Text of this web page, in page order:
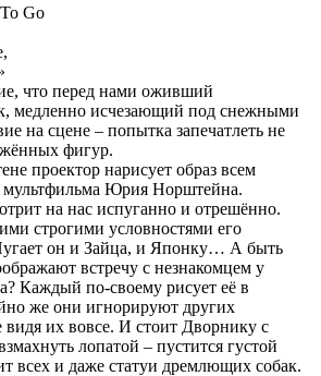
Go
что перед нами оживший
медленно исчезающий под снежными
на сцене – попытка запечатлеть не
фигур.
проектор нарисует образ всем
мультфильма Юрия Норштейна.
на нас испуганно и отрешённо.
строгими условностями его
он и Зайца, и Японку… А быть
встречу с незнакомцем у
Каждый по-своему рисует её в
же они игнорируют других
видя их вовсе. И стоит Дворнику с
лопатой – пустится густой
всех и даже статуи дремлющих собак.